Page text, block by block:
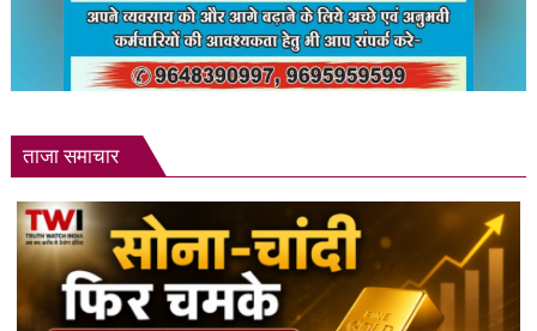
ताजा समाचार